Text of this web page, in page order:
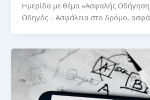
Ημερίδα με θέμα «Ασφαλής
Οδηγός – Ασφάλεια στο δρόμο,